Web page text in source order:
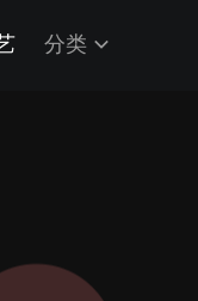
分类